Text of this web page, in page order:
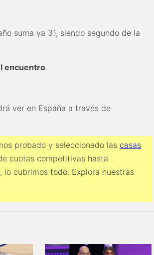
suma ya 31, siendo segundo de la
encuentro.
ver en España a través de
probado y seleccionado las casas
cuotas competitivas hasta
cubrimos todo. Explora nuestras